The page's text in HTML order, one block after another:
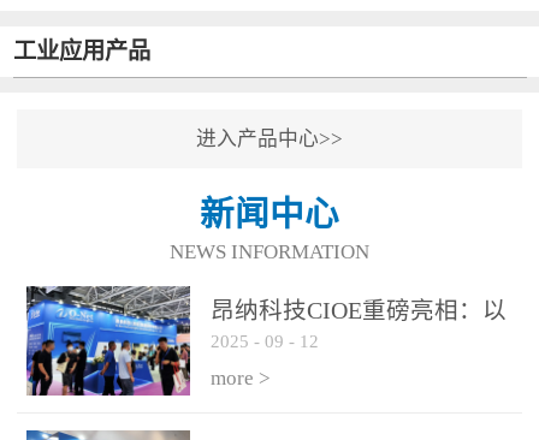
工业应用产品
进入产品中心>>
新闻中心
NEWS INFORMATION
昂纳科技CIOE重磅亮相：以
光通信创新引擎，驱动AI与
算力互联新时代
2025 - 09 - 12
more >